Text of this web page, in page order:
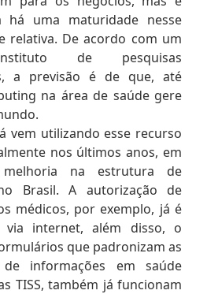
uma maturidade nesse
relativa. De acordo com um
de pesquisas
a previsão é de que, até
na área de saúde gere
vem utilizando esse recurso
nos últimos anos, em
na estrutura de
Brasil. A autorização de
médicos, por exemplo, já é
via internet, além disso, o
que padronizam as
informações em saúde
TISS, também já funcionam